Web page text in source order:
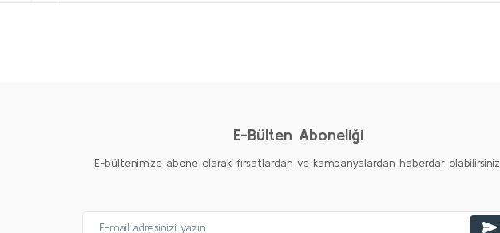
E-Bülten Aboneliği
E-bültenimize abone olarak fırsatlardan ve kampanyalardan haberdar olabilirsiniz.